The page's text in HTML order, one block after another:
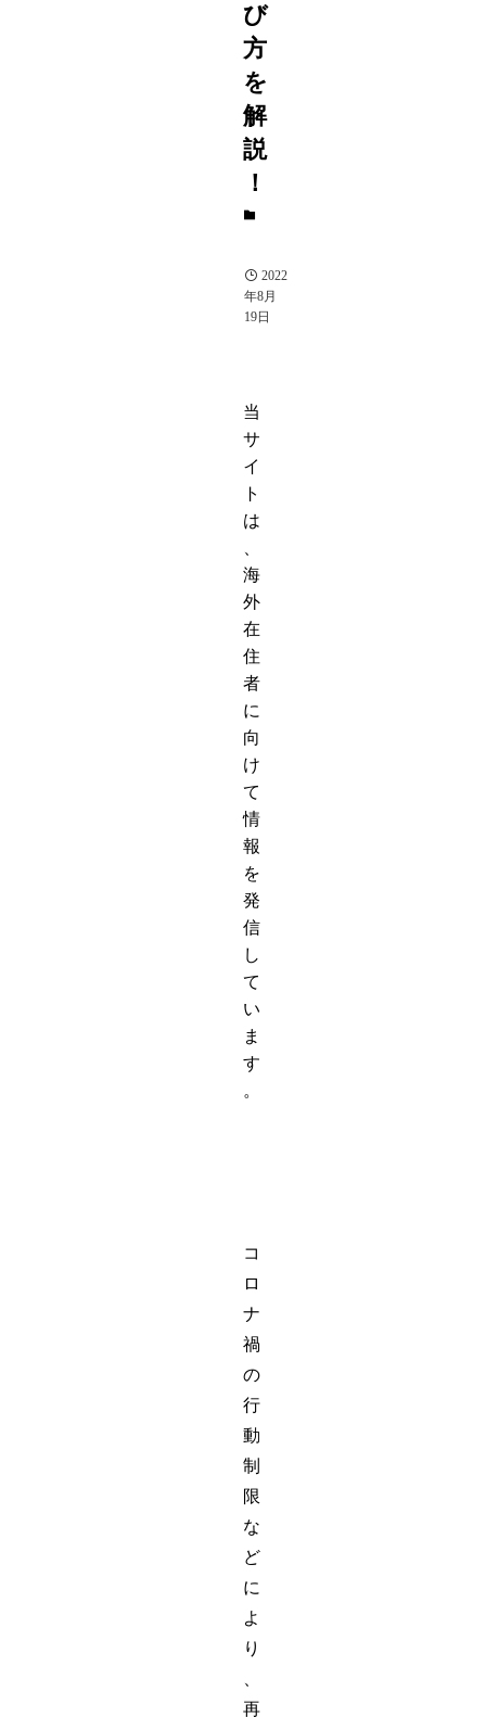
び
方
を
解
説
！
2022
年8月
19日
当
サ
イ
ト
は
海
外
在
住
者
に
向
け
て
情
報
を
発
信
し
て
い
ま
す
。
コ
ロ
ナ
禍
の
行
動
制
限
な
ど
に
よ
り
再